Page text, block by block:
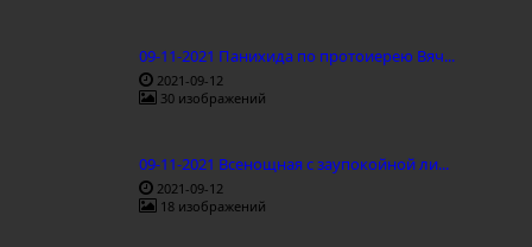
09-11-2021 Панихида по протоиерею Вяч...
2021-09-12
30 изображений
09-11-2021 Всенощная с заупокойной ли...
2021-09-12
18 изображений